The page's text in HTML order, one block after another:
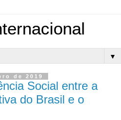
▼
de 2019
Social entre a
do Brasil e o